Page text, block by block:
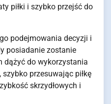
piłki i szybko przejść do
podejmowania decyzji i
posiadanie zostanie
dążyć do wykorzystania
przesuwając piłkę
skrzydłowych i